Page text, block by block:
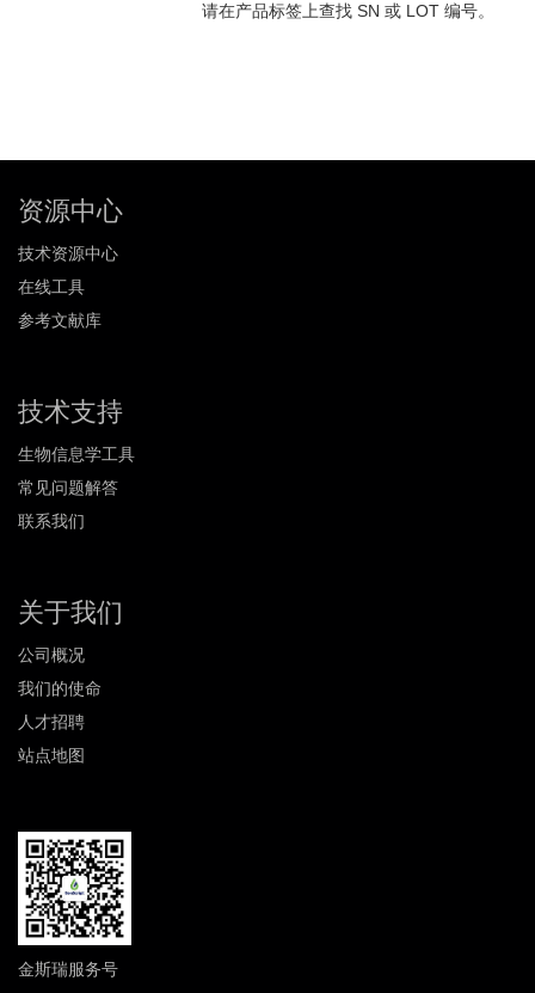
请在产品标签上查找 SN 或 LOT 编号。
资源中心
技术资源中心
在线工具
参考文献库
技术支持
生物信息学工具
常见问题解答
联系我们
关于我们
公司概况
我们的使命
人才招聘
站点地图
金斯瑞服务号